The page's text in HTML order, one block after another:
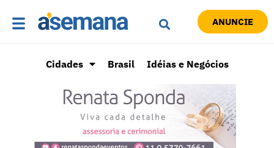
ANUNCIE
Cidades Brasil Idéias e Negócios